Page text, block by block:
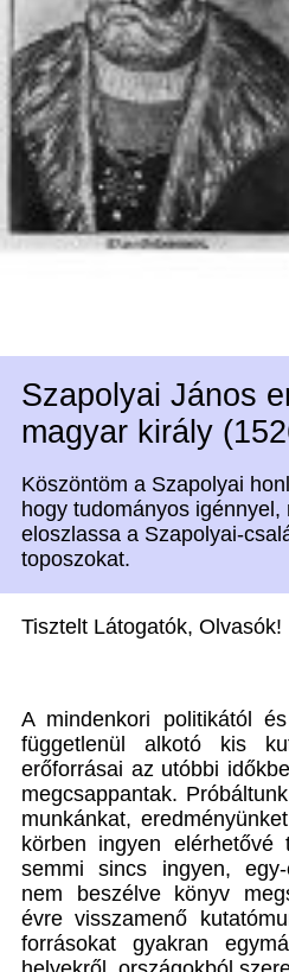
Szapolyai János
magyar király
Köszöntöm a Szapolyai
hogy tudományos igénnyel,
eloszlassa a Szapolyai-
toposzokat.
Tisztelt Látogatók, Olvasók!
A mindenkori politikától
függetlenül alkotó kis
erőforrásai az utóbbi
megcsappantak.
munkánkat,
körben ingyen elérhetővé
semmi sincs ingyen,
nem beszélve könyv
évre visszamenő
forrásokat gyakran